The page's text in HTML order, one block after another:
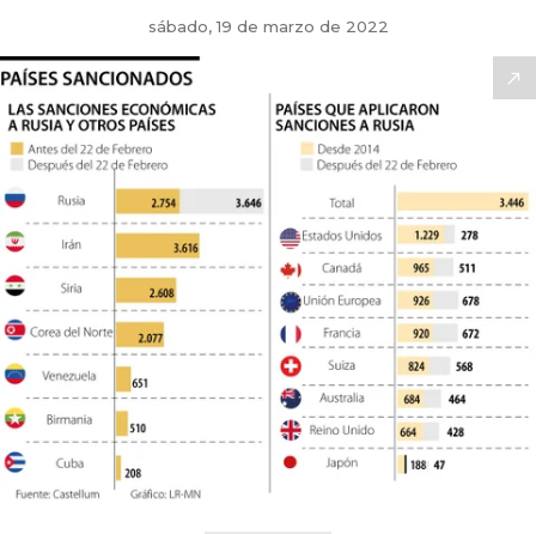
sábado, 19 de marzo de 2022